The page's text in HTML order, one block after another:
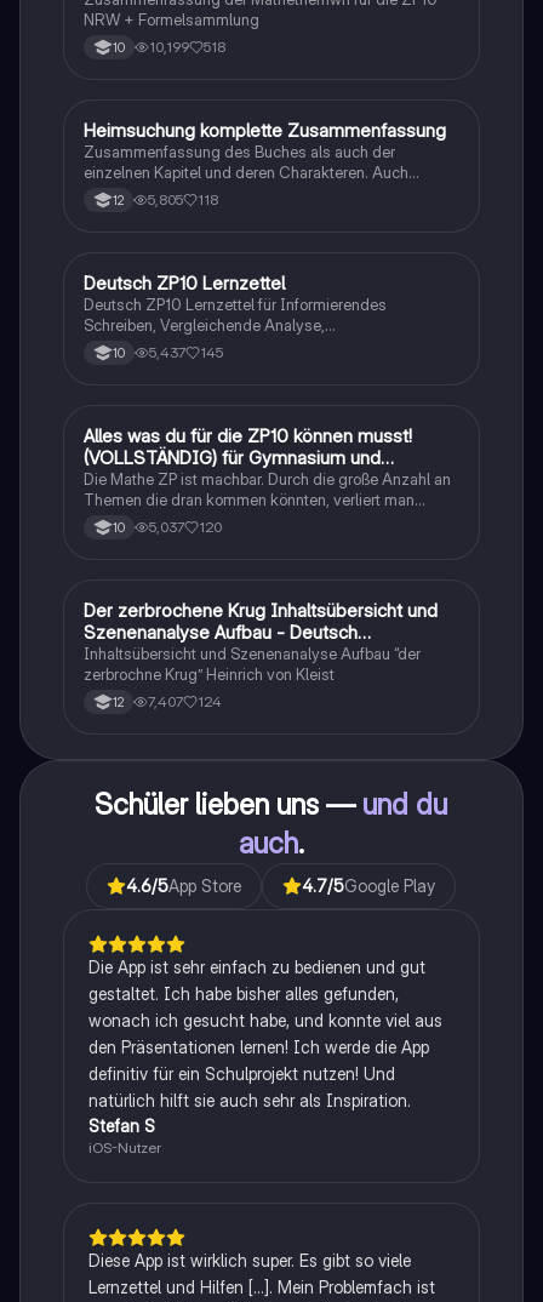
NRW + Formelsammlung
10 10,199 518
Deutsch
Heimsuchung komplette Zusammenfassung
Zusammenfassung des Buches als auch der
einzelnen Kapitel und deren Charakteren. Auch
tabellarisch. Im Unterricht ohne KI erstellt
12 5,805 118
Deutsch
Deutsch ZP10 Lernzettel
Deutsch ZP10 Lernzettel für Informierendes
Schreiben, Vergleichende Analyse,
Sachtexte/Roman/Gedicht..
10 5,437 145
Mathe
Alles was du für die ZP10 können musst!
(VOLLSTÄNDIG) für Gymnasium und
Realschule
Die Mathe ZP ist machbar. Durch die große Anzahl an
Themen die dran kommen könnten, verliert man
schnell den Überblick. Also habe ich von den kleinsten
Themen bis hin zu den größten alles
10 5,037 120
Deutsch
Der zerbrochene Krug Inhaltsübersicht und
Szenenanalyse Aufbau - Deutsch
Q1/Q2/Abitur
Inhaltsübersicht und Szenenanalyse Aufbau “der
zerbrochne Krug” Heinrich von Kleist
12 7,407 124
Schüler lieben uns — und du
auch.
4.6/5App Store 4.7/5Google Play
Die App ist sehr einfach zu bedienen und gut
gestaltet. Ich habe bisher alles gefunden,
wonach ich gesucht habe, und konnte viel aus
den Präsentationen lernen! Ich werde die App
definitiv für ein Schulprojekt nutzen! Und
natürlich hilft sie auch sehr als Inspiration.
Stefan S
iOS-Nutzer
Diese App ist wirklich super. Es gibt so viele
Lernzettel und Hilfen [...]. Mein Problemfach ist